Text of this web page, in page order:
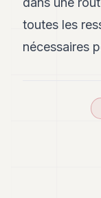
toutes les
nécessaires